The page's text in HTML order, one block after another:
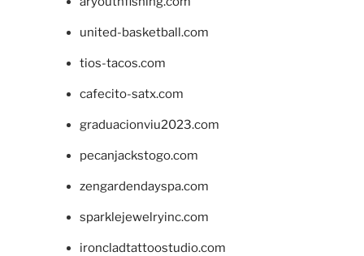
united-basketball.com
tios-tacos.com
cafecito-satx.com
graduacionviu2023.com
pecanjackstogo.com
zengardendayspa.com
sparklejewelryinc.com
ironcladtattoostudio.com